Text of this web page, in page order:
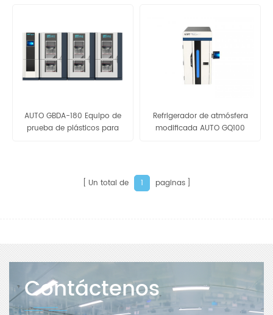
AUTO GBDA-180 Equipo de
prueba de plásticos para
Refrigerador de atmósfera
modificada AUTO GQ100
Un total de 1 paginas
Contáctenos